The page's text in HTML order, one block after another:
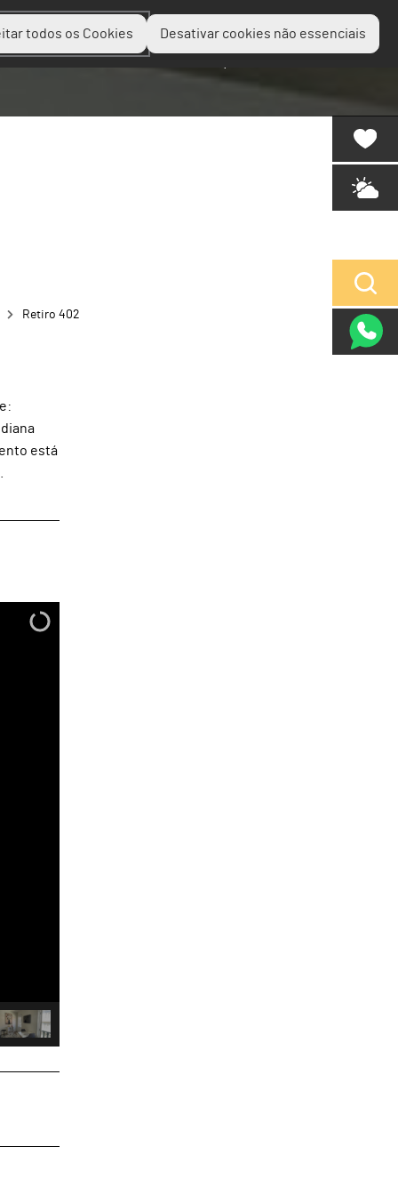
todos os Cookies Desativar cookies não essenciais
Planear Descobrir
Retiro 402
está